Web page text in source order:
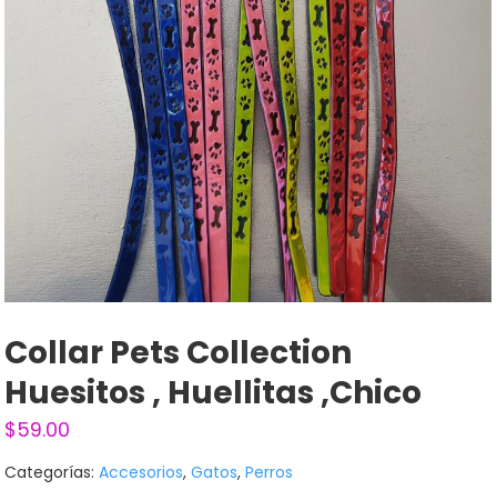
Collar Pets Collection
Huesitos , Huellitas ,chico
$59.00
Categorías:Accesorios,Gatos,Perros